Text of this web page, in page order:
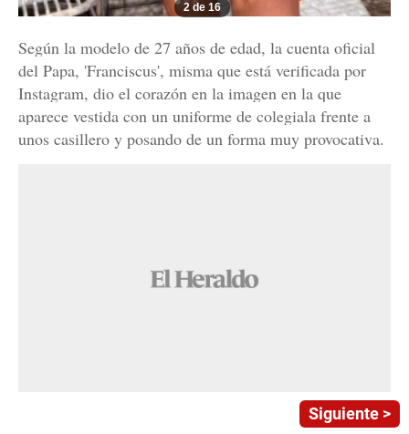
2 de 16
Según la modelo de 27 años de edad, la cuenta oficial
del Papa, 'Franciscus', misma que está verificada por
Instagram, dio el corazón en la imagen en la que
aparece vestida con un uniforme de colegiala frente a
unos casillero y posando de un forma muy provocativa.
Siguiente >